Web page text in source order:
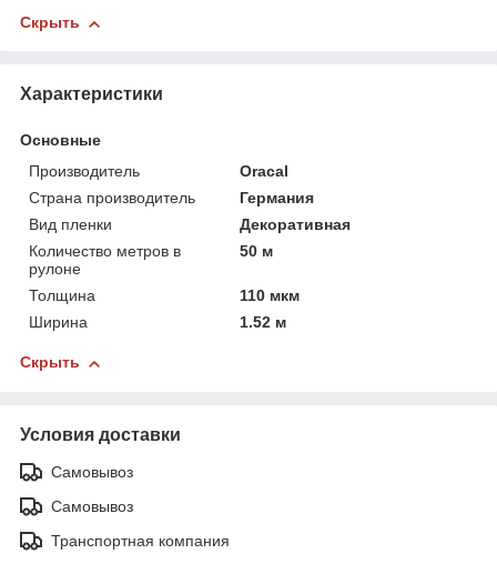
Скрыть
Характеристики
Основные
Производитель
Oracal
Страна производитель
Германия
Вид пленки
Декоративная
Количество метров в
рулоне
50 м
Толщина
110 мкм
Ширина
1.52 м
Скрыть
Условия доставки
Самовывоз
Самовывоз
Транспортная компания